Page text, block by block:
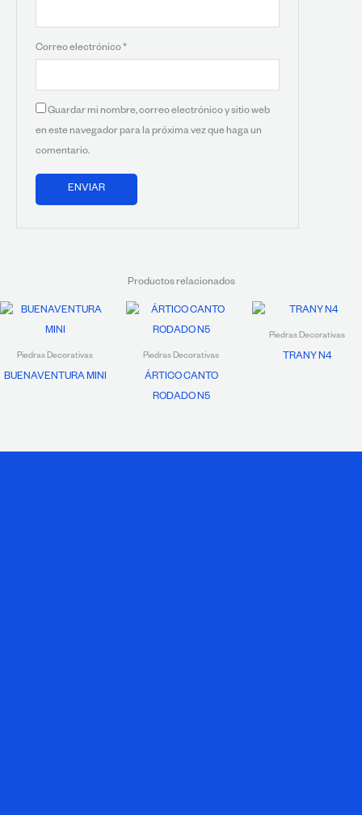
Correo electrónico*
Guardar mi nombre, correo electrónico y sitio web
en este navegador para la próxima vez que haga un
comentario.
Productos relacionados
Piedras Decorativas
BUENAVENTURA MINI
Piedras Decorativas
ÁRTICO CANTO
RODADO N5
Piedras Decorativas
TRANY N4